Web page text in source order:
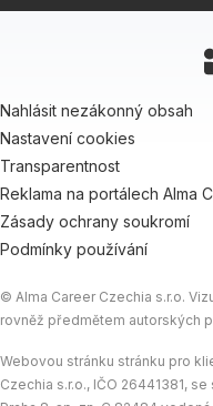
Nahlásit nezákonný obsah
Nastavení cookies
Transparentnost
Reklama na portálech Alma
Zásady ochrany soukromí
Podmínky používání
© Alma Career Czechia s.r.o.
rovněž předmětem autorských
Webovou stránku stránku pro
Czechia s.r.o., IČO 26441381,